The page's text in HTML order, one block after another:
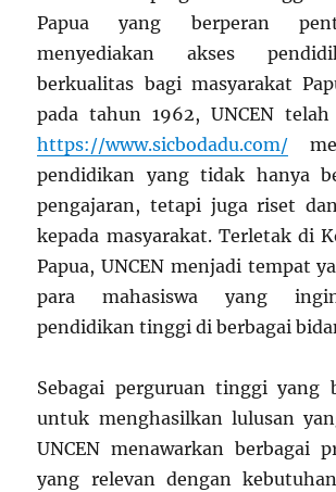
Papua yang berperan
menyediakan akses
berkualitas bagi masyarakat
pada tahun 1962, UNCEN telah
https://www.sicbodadu.com/
pendidikan yang tidak hanya
pengajaran, tetapi juga riset
kepada masyarakat. Terletak di
Papua, UNCEN menjadi tempat
para mahasiswa yang
pendidikan tinggi di berbagai
Sebagai perguruan tinggi yang
untuk menghasilkan lulusan
UNCEN menawarkan berbagai
yang relevan dengan